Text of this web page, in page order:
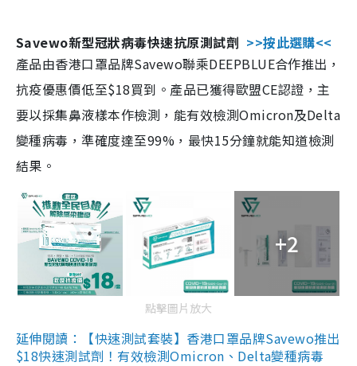
Savewo新型冠狀病毒快速抗原測試劑 >>按此選購<<
產品由香港口罩品牌Savewo聯乘DEEPBLUE合作推出，
抗疫優惠價低至$18買到。產品已獲得歐盟CE認證，主
要以採集鼻液樣本作檢測，能有效檢測Omicron及Delta
變種病毒，準確度達至99%，最快15分鐘就能知道檢測
結果。
+2
點擊圖片放大
延伸閱讀：【快速測試套裝】香港口罩品牌Savewo推出
$18快速測試劑！有效檢測Omicron、Delta變種病毒